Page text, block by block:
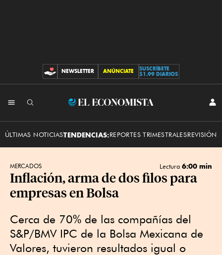
CONTRIBUCIONES
NEWSLETTER ANÚNCIATE
SUSCRÍBETE
$1.99 DIARIOS
El
ÚLTIMAS NOTICIASTENDENCIAS:REPORTES TRIMESTRALESREVISIÓN
MERCADOS Lectura 6:00 min
Inflación, arma de dos filos para
empresas en Bolsa
Cerca de 70% de las compañías del
S&P/BMV IPC de la Bolsa Mexicana de
Valores, tuvieron resultados igual o